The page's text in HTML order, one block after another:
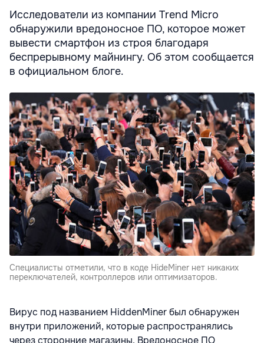
Исследователи из компании Trend Micro
обнаружили вредоносное ПО, которое может
вывести смартфон из строя благодаря
беспрерывному майнингу. Об этом сообщается
в официальном блоге.
Специалисты отметили, что в коде HideMiner нет никаких
переключателей, контроллеров или оптимизаторов.
Вирус под названием HiddenMiner был обнаружен
внутри приложений, которые распространялись
через сторонние магазины. Вредоносное ПО